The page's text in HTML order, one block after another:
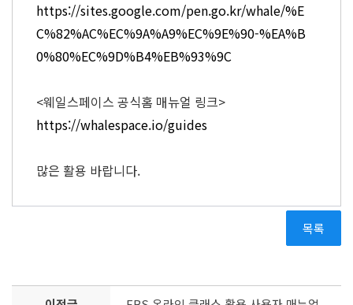
https://sites.google.com/pen.go.kr/whale/%E
C%82%AC%EC%9A%A9%EC%9E%90-%EA%B
0%80%EC%9D%B4%EB%93%9C
<웨일스페이스 공식홈 매뉴얼 링크>
https://whalespace.io/guides
많은 활용 바랍니다.
목록